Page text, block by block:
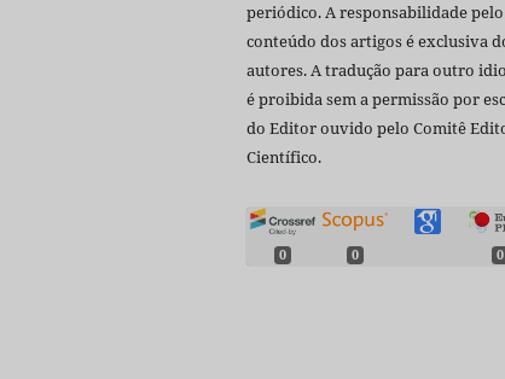
periódico. A responsabilidade pelo
conteúdo dos artigos é exclusiva
autores. A tradução para outro
é proibida sem a permissão por
do Editor ouvido pelo Comitê
Científico.
0 0 0